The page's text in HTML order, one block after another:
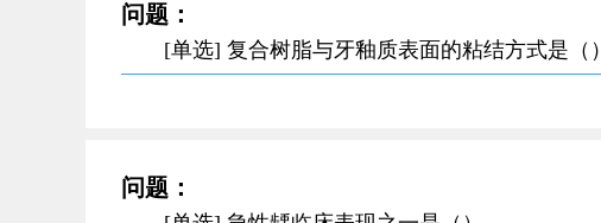
问题：
[单选] 复合树脂与牙釉质表面的粘结方式是（）
问题：